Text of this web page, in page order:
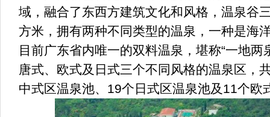
域，融合了东西方建筑文化和风格，温泉谷
方米，拥有两种不同类型的温泉，一种是海
目前广东省内唯一的双料温泉，堪称“一地两
唐式、欧式及日式三个不同风格的温泉区，
中式区温泉池、19个日式区温泉池及11个欧